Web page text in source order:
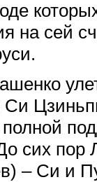
на сей
Си
сих пор
– Си и